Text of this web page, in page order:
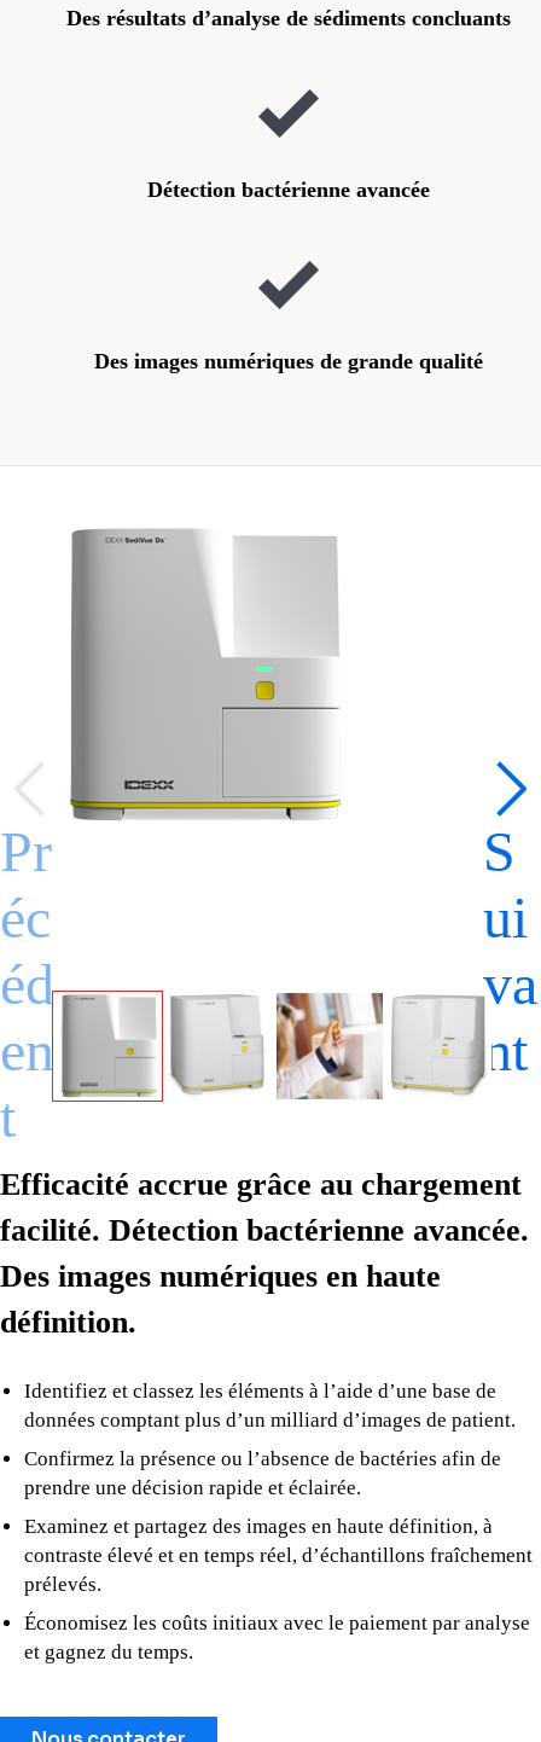
Des résultats d’analyse de sédiments concluants
Détection bactérienne avancée
Des images numériques de grande qualité
Pr
éc
éd
en
t
S
ui
va
nt
Efficacité accrue grâce au chargement
facilité. Détection bactérienne avancée.
Des images numériques en haute
définition.
Identifiez et classez les éléments à l’aide d’une base de
données comptant plus d’un milliard d’images de patient.
Confirmez la présence ou l’absence de bactéries afin de
prendre une décision rapide et éclairée.
Examinez et partagez des images en haute définition, à
contraste élevé et en temps réel, d’échantillons fraîchement
prélevés.
Économisez les coûts initiaux avec le paiement par analyse
et gagnez du temps.